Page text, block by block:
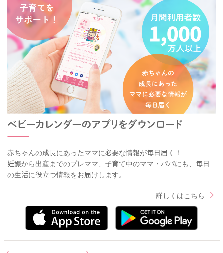
赤ちゃんの成長にあったママに必要な情報が毎日届く！
妊娠から出産までのプレママ、子育て中のママ・パパにも、毎日
の生活に役立つ情報をお届けします。
詳しくはこちら